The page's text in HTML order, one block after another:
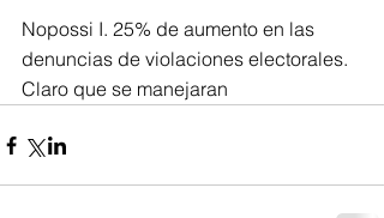
Nopossi I. 25% de aumento en las
denuncias de violaciones electorales.
Claro que se manejaran